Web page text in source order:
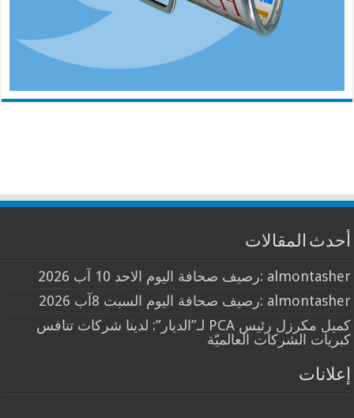
أحدث المقالات
almontasher :رصيف صحافة اليوم الاحد 10 آب 2026
almontasher :رصيف صحافة اليوم السبت 8آب 2026
كميل مكرزل رئيس PCA لـ”الديار”: لدينا شركات تنافس
كبريات الشركات العالميّة
إعلانات